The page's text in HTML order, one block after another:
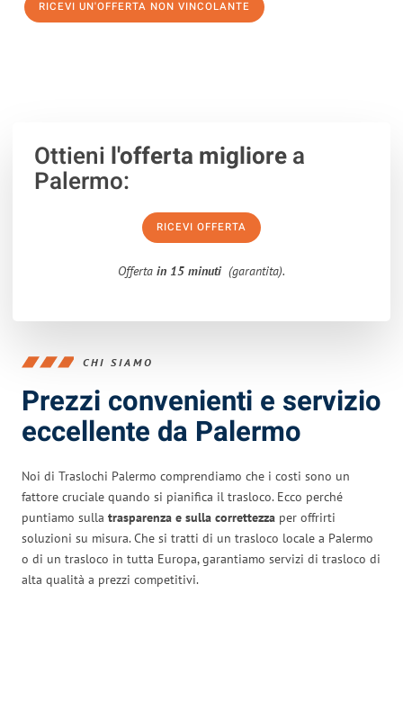
RICEVI UN'OFFERTA NON VINCOLANTE
Ottieni l'offerta migliorea
Palermo:
RICEVI OFFERTA
Offerta in 15 minuti (garantita).
CHI SIAMO
Prezzi convenienti e servizio
eccellente da Palermo
Noi di Traslochi Palermo comprendiamo che i costi sono un
fattore cruciale quando si pianifica il trasloco. Ecco perché
puntiamo sulla trasparenza e sulla correttezza per offrirti
soluzioni su misura. Che si tratti di un trasloco locale a Palermo
o di un trasloco in tutta Europa, garantiamo servizi di trasloco di
alta qualità a prezzi competitivi.